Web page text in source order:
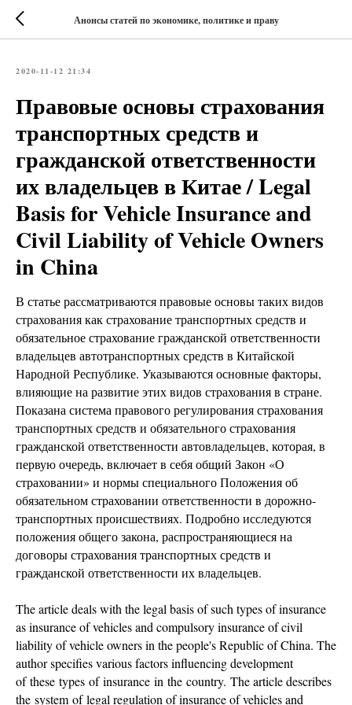
Анонсы статей по экономике, политике и праву
2020-11-12 21:34
Правовые основы страхования
транспортных средств и
гражданской ответственности
их владельцев в Китае / Legal
Basis for Vehicle Insurance and
Civil Liability of Vehicle Owners
in China
В статье рассматриваются правовые основы таких видов
страхования как страхование транспортных средств и
обязательное страхование гражданской ответственности
владельцев автотранспортных средств в Китайской
Народной Республике. Указываются основные факторы,
влияющие на развитие этих видов страхования в стране.
Показана система правового регулирования страхования
транспортных средств и обязательного страхования
гражданской ответственности автовладельцев, которая, в
первую очередь, включает в себя общий Закон «О
страховании» и нормы специального Положения об
обязательном страховании ответственности в дорожно-
транспортных происшествиях. Подробно исследуются
положения общего закона, распространяющиеся на
договоры страхования транспортных средств и
гражданской ответственности их владельцев.
The article deals with the legal basis of such types of insurance
as insurance of vehicles and compulsory insurance of civil
liability of vehicle owners in the people's Republic of China. The
author specifies various factors influencing development
of these types of insurance in the country. The article describes
the system of legal regulation of insurance of vehicles and